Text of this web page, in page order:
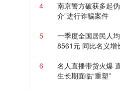
4
南京警方破获多起
介”进行诈骗案件
5
一季度全国居民人
8561元 同比名义增
6
名人直播带货火爆
生长期面临“重塑”